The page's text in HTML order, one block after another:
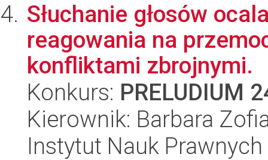
Słuchanie głosów
reagowania na
konfliktami zbrojnymi.
Konkurs: PRELUDIUM
Kierownik: Barbara
Instytut Nauk Prawnych